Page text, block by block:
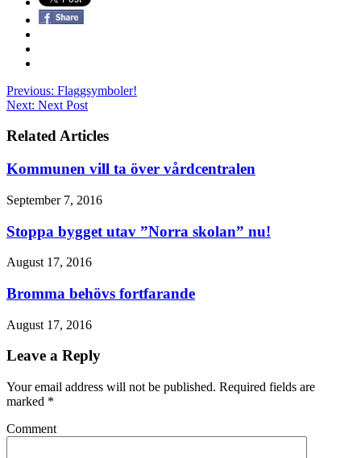
Previous: Flaggsymboler!
Next: Next Post
Related Articles
Kommunen vill ta över vårdcentralen
September 7, 2016
Stoppa bygget utav ”Norra skolan” nu!
August 17, 2016
Bromma behövs fortfarande
August 17, 2016
Leave a Reply
Your email address will not be published. Required fields are
marked *
Comment